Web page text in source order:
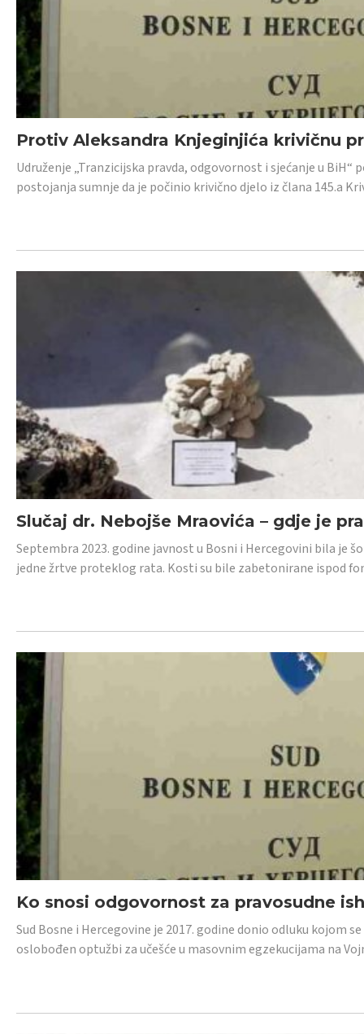
Protiv Aleksandra Knjeginjića krivičnu
Udruženje „Tranzicijska pravda, odgovornost i sjećanje u
postojanja sumnje da je počinio krivično djelo iz člana 145.a
Slučaj dr. Nebojše Mraovića – gdje je
Septembra 2023. godine javnost u Bosni i Hercegovini bila je
jedne žrtve proteklog rata. Kosti su bile zabetonirane ispod
Ko snosi odgovornost za pravosudne
Sud Bosne i Hercegovine je 2017. godine donio odluku kojom
oslobođen optužbi za učešće u masovnim egzekucijama na